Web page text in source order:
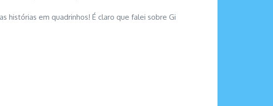
histórias em quadrinhos! É claro que falei sobre Gi